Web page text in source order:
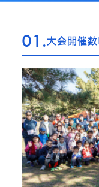
01.大会開催